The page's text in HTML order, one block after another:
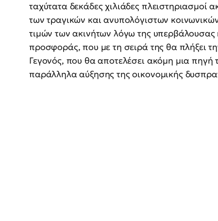
ταχύτατα δεκάδες χιλιάδες πλειστηριασμοί
των τραγικών και ανυπολόγιστων
τιμών των ακινήτων λόγω της υπερβάλουσας
προσφοράς, που με τη σειρά της θα πλήξει
Γεγονός, που θα αποτελέσει ακόμη μια πηγή
παράλληλα αύξησης της οικονομικής